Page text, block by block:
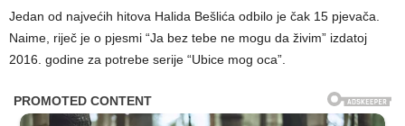
Jedan od najvećih hitova Halida Bešlića odbilo je čak 15 pjevača.
Naime, riječ je o pjesmi “Ja bez tebe ne mogu da živim” izdatoj
2016. godine za potrebe serije “Ubice mog oca”.